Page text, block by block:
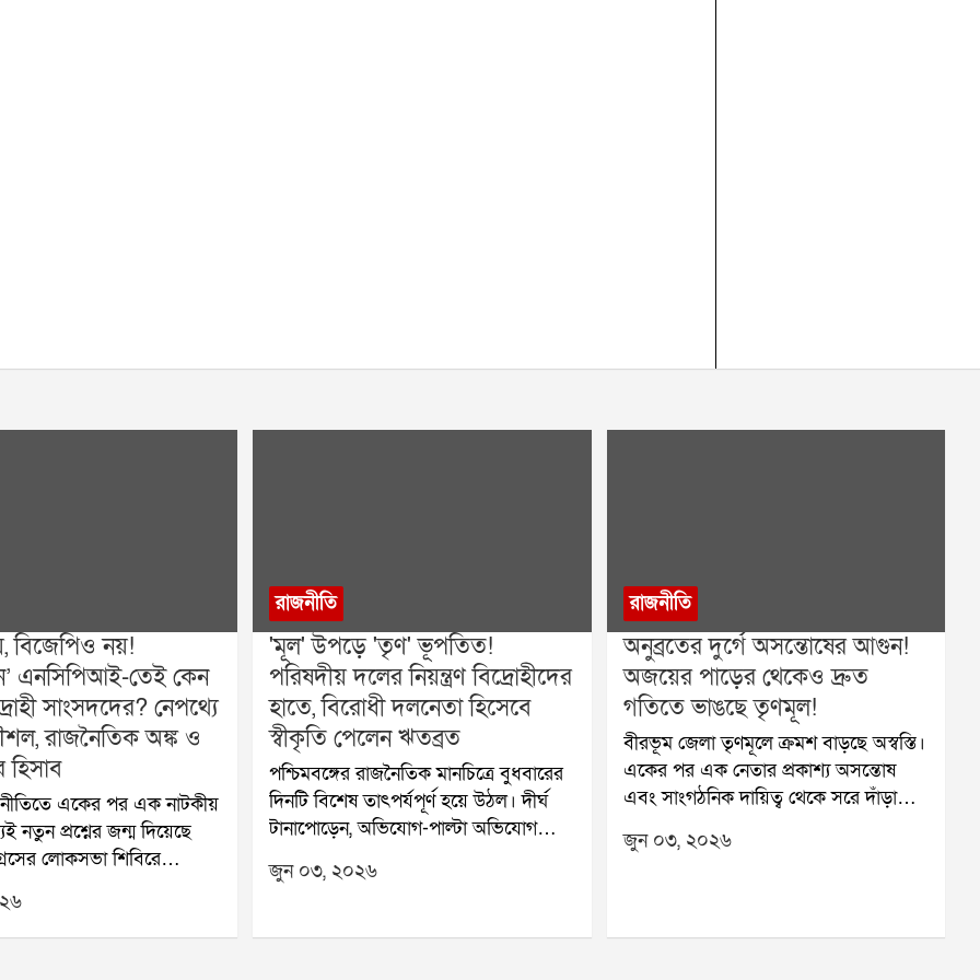
বিজেপিও নয়!
এনসিপিআই-তেই কেন
সাংসদদের? নেপথ্যে
রাজনৈতিক অঙ্ক ও
হিসাব
একের পর এক নাটকীয়
নতুন প্রশ্নের জন্ম দিয়েছে
লোকসভা শিবিরে
প্রায় ২০ জন সাংসদের
পর রাজনৈতিক মহলে
রাজনীতি
'মূল' উপড়ে 'তৃণ' ভূপতিত!
পরিষদীয় দলের নিয়ন্ত্রণ বিদ্রোহীদের
হাতে, বিরোধী দলনেতা হিসেবে
স্বীকৃতি পেলেন ঋতব্রত
পশ্চিমবঙ্গের রাজনৈতিক মানচিত্রে বুধবারের
দিনটি বিশেষ তাৎপর্যপূর্ণ হয়ে উঠল। দীর্ঘ
টানাপোড়েন, অভিযোগ-পাল্টা অভিযোগ
তৈরি হওয়া বিতর্কের পর অবশেষে তৃণমূল
বিদ্রোহী শিবিরের হাতে চলে গেল। বহিষ্কৃত
জুন ০৩, ২০২৬
রাজনীতি
অনুব্রতের দুর্গে অসন্তোষের আগুন!
অজয়ের পাড়ের থেকেও দ্রুত
গতিতে ভাঙছে তৃণমূল!
বীরভূম জেলা তৃণমূলে ক্রমশ বাড়ছে অস্বস্তি।
একের পর এক নেতার প্রকাশ্য অসন্তোষ
এবং সাংগঠনিক দায়িত্ব থেকে সরে দাঁড়ানোর
দিয়েছে। লাভপুরের প্রাক্তন বিধায়ক
দলের বর্ষীয়ান নেতা তথা রামপুরহাটের
জুন ০৩, ২০২৬